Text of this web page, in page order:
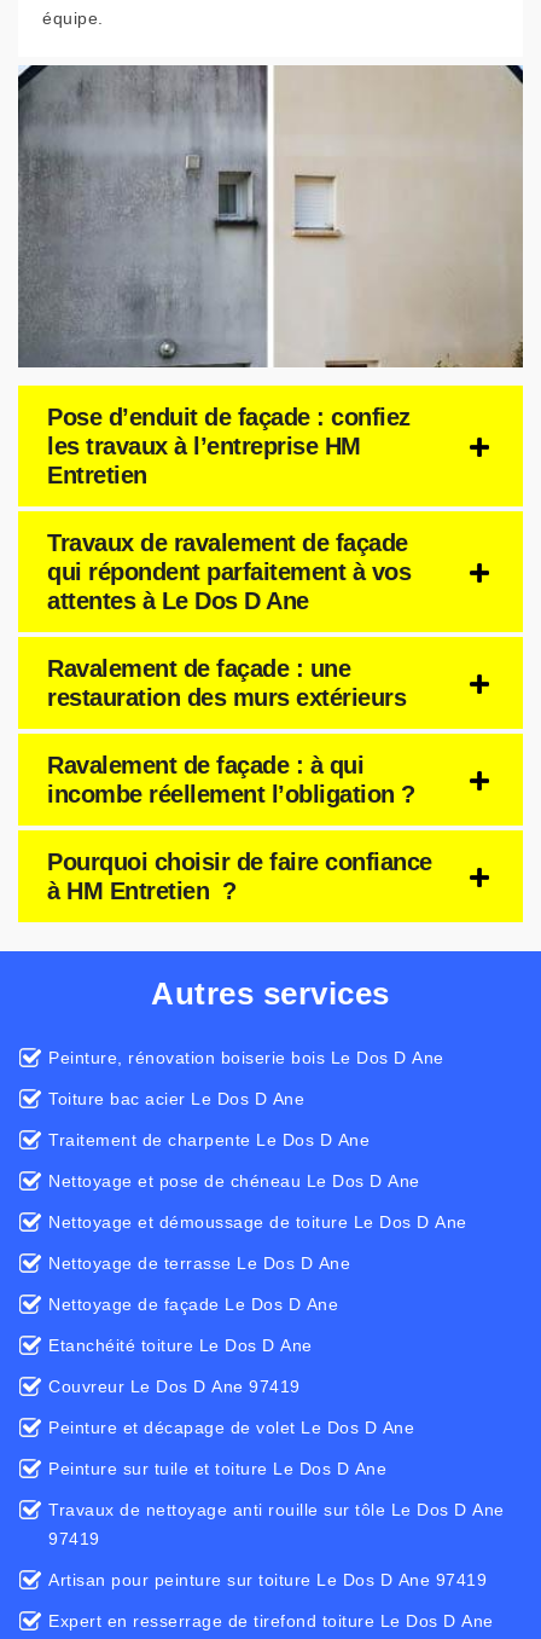
équipe.
Pose d’enduit de façade : confiez
les travaux à l’entreprise HM
Entretien
Travaux de ravalement de façade
qui répondent parfaitement à vos
attentes à Le Dos D Ane
Ravalement de façade : une
restauration des murs extérieurs
Ravalement de façade : à qui
incombe réellement l’obligation ?
Pourquoi choisir de faire confiance
à HM Entretien ?
Autres services
Peinture, rénovation boiserie bois Le Dos D Ane
Toiture bac acier Le Dos D Ane
Traitement de charpente Le Dos D Ane
Nettoyage et pose de chéneau Le Dos D Ane
Nettoyage et démoussage de toiture Le Dos D Ane
Nettoyage de terrasse Le Dos D Ane
Nettoyage de façade Le Dos D Ane
Etanchéité toiture Le Dos D Ane
Couvreur Le Dos D Ane 97419
Peinture et décapage de volet Le Dos D Ane
Peinture sur tuile et toiture Le Dos D Ane
Travaux de nettoyage anti rouille sur tôle Le Dos D Ane
97419
Artisan pour peinture sur toiture Le Dos D Ane 97419
Expert en resserrage de tirefond toiture Le Dos D Ane